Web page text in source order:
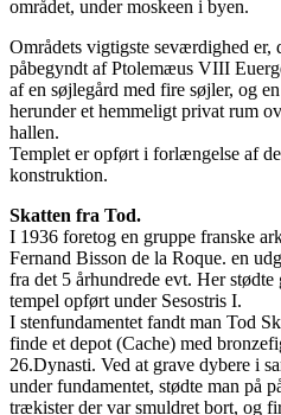
området, under moskeen i byen.
Områdets vigtigste seværdighed
påbegyndt af Ptolemæus VIII
af en søjlegård med fire søjler, og
herunder et hemmeligt privat rum
hallen.
Templet er opført i forlængelse af
konstruktion.
Skatten fra Tod.
I 1936 foretog en gruppe franske
Fernand Bisson de la Roque. en
fra det 5 århundrede evt. Her stødte
tempel opført under Sesostris I.
I stenfundamentet fandt man Tod
finde et depot (Cache) med
26.Dynasti. Ved at grave dybere i
under fundamentet, stødte man på
trækister der var smuldret bort, og